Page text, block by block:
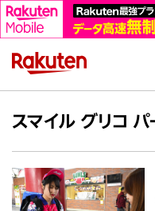
コーポレートサイ
スマイル グリコ パ